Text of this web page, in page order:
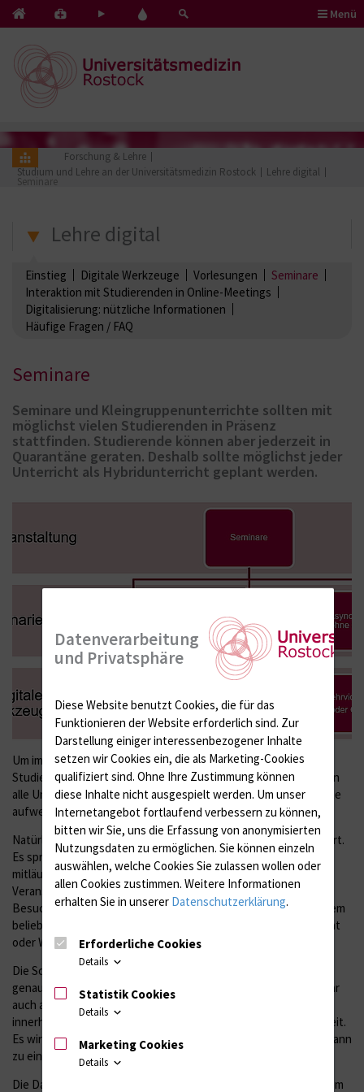
Kontakt
Notfälle
Pflege
Herz
Blut
Menü
Forschung & Lehre
Studium und Lehre an der Universitätsmedizin Rostock
Lehre digital
Seminare
Lehre digital
Einstieg Digitale Werkzeuge Vorlesungen
Seminare
Interaktion mit Studierenden in Online-Meetings
Digitalisierung: nützliche Informationen
Häufige Fragen / FAQ
Seminare
Seminare und Kleingruppenunterrichte sollten mit
möglichst vielen Studierenden in Präsenz
stattfinden. Studierende können aber jederzeit in
Quarantäne geraten. Deshalb sollte möglichst jeder
Unterricht als Hybridunterricht geplant werden.
Um im Fall einer nicht vorhersehbaren Quarantäne allen
Studierenden ein erfolgreiches Semester zu ermöglichen sollten
alle Unterrichte asynchrone Materialien oder Streamingelemente
aufweisen.
Natürlich planen wir den Unterricht mit den Studierenden vor Ort.
Es spricht aber nichts dagegen, wenn nebenher eine Kamera
mitläuft und der Ton aufgezeichnet wird. So kann die
Veranstaltung livegestreamt werden. Studierende, denen ein
Besuch der Lehrveranstaltung nicht möglich ist, können an einem
beliebigen Ort digital mit dabei sein und sich sogar über den Chat
oder Wortmeldung aktiv in den Unterricht einbringen.
Die Software BigBlueButton innerhalb von Stud.IP ermöglicht
genau dieses Szenario. Darüber hinaus können Sie jedes Seminar
auch aufzeichnen. Die aufgezeichneten Seminare stehen
innerhalb von Stud.IP auf den Servern des ITMZ in Rostock bereit.
Es wird demnach keine Videodatei heruntergeladen. Die Datei kann
zu einem beliebigen Zeitpunkt später gestreamt werden.
Die Dauer der Verfügbarkeit können Sie selbst bestimmen, indem
Datenverarbeitung
und Privatsphäre
Diese Website benutzt Cookies, die für das
Funktionieren der Website erforderlich sind. Zur
Darstellung einiger interessenbezogener Inhalte
setzen wir Cookies ein, die als Marketing-Cookies
qualifiziert sind. Ohne Ihre Zustimmung können
diese Inhalte nicht ausgespielt werden. Um unser
Internetangebot fortlaufend verbessern zu können,
bitten wir Sie, uns die Erfassung von anonymisierten
Nutzungsdaten zu ermöglichen. Sie können einzeln
auswählen, welche Cookies Sie zulassen wollen oder
allen Cookies zustimmen. Weitere Informationen
erhalten Sie in unserer Datenschutzerklärung.
Erforderliche Cookies
Details
Statistik Cookies
Details
Marketing Cookies
Details